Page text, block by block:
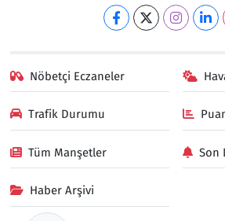
Nöbetçi Eczaneler
Trafik Durumu
Tüm Manşetler Son
Haber Arşivi